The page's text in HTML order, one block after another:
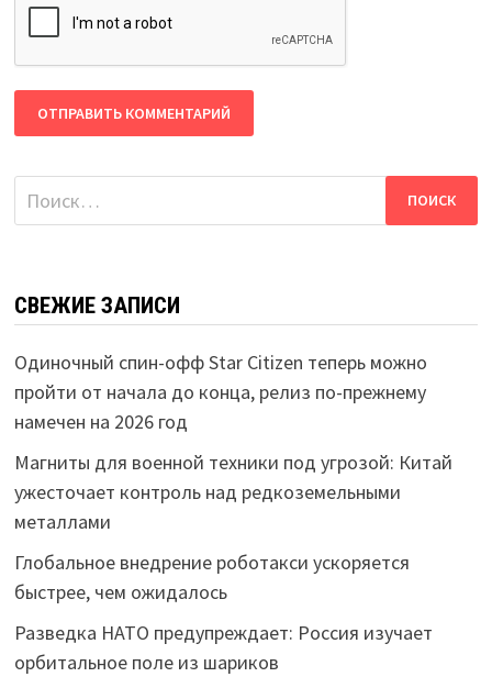
Найти:
СВЕЖИЕ ЗАПИСИ
Одиночный спин-офф Star Citizen теперь можно
пройти от начала до конца, релиз по-прежнему
намечен на 2026 год
Магниты для военной техники под угрозой: Китай
ужесточает контроль над редкоземельными
металлами
Глобальное внедрение роботакси ускоряется
быстрее, чем ожидалось
Разведка НАТО предупреждает: Россия изучает
орбитальное поле из шариков